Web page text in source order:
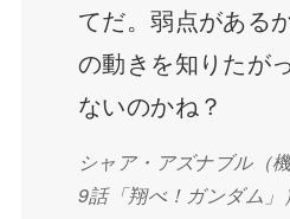
てだ。弱点がある
の動きを知りたが
ないのかね？
シャア・アズナブル（
9話「翔べ！ガンダム」）